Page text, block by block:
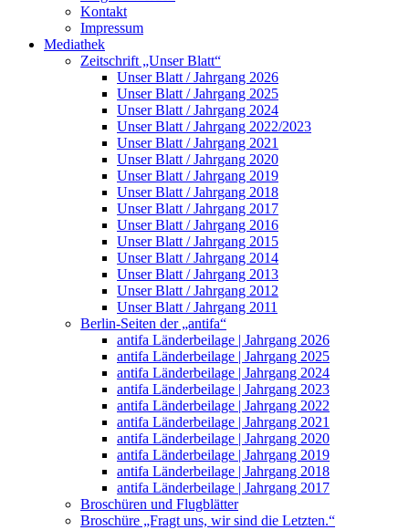
Kontakt
Impressum
Mediathek
Zeitschrift „Unser Blatt“
Unser Blatt / Jahrgang 2026
Unser Blatt / Jahrgang 2025
Unser Blatt / Jahrgang 2024
Unser Blatt / Jahrgang 2022/2023
Unser Blatt / Jahrgang 2021
Unser Blatt / Jahrgang 2020
Unser Blatt / Jahrgang 2019
Unser Blatt / Jahrgang 2018
Unser Blatt / Jahrgang 2017
Unser Blatt / Jahrgang 2016
Unser Blatt / Jahrgang 2015
Unser Blatt / Jahrgang 2014
Unser Blatt / Jahrgang 2013
Unser Blatt / Jahrgang 2012
Unser Blatt / Jahrgang 2011
Berlin-Seiten der „antifa“
antifa Länderbeilage | Jahrgang 2026
antifa Länderbeilage | Jahrgang 2025
antifa Länderbeilage | Jahrgang 2024
antifa Länderbeilage | Jahrgang 2023
antifa Länderbeilage | Jahrgang 2022
antifa Länderbeilage | Jahrgang 2021
antifa Länderbeilage | Jahrgang 2020
antifa Länderbeilage | Jahrgang 2019
antifa Länderbeilage | Jahrgang 2018
antifa Länderbeilage | Jahrgang 2017
Broschüren und Flugblätter
Broschüre „Fragt uns, wir sind die Letzten.“